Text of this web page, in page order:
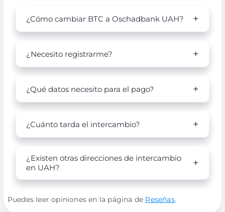
¿Cómo cambiar BTC a Oschadbank UAH?
¿Necesito registrarme?
¿Qué datos necesito para el pago?
¿Cuánto tarda el intercambio?
¿Existen otras direcciones de intercambio
en UAH?
Puedes leer opiniones en la página de Reseñas.